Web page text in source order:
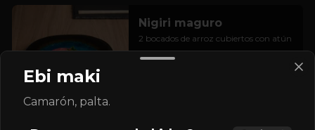
Nigiri maguro
2 bocados de arroz cubiertos con atún
Ebi maki
Camarón, palta.